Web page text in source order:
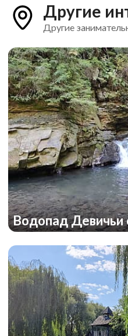
Другие
Другие
Водопад Девичьи